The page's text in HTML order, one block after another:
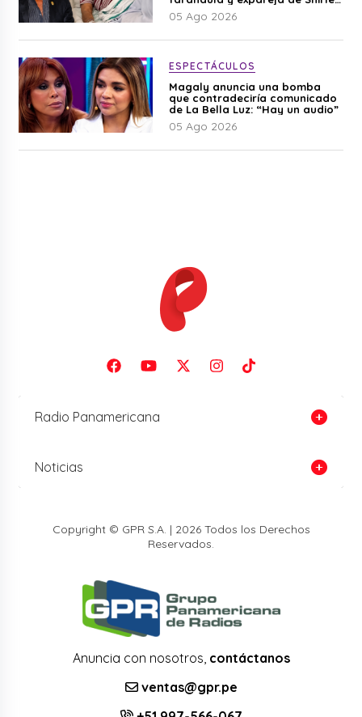
Cherres
05 Ago 2026
ESPECTÁCULOS
Magaly anuncia una bomba
que contradeciría comunicado
de La Bella Luz: “Hay un audio”
05 Ago 2026
Radio Panamericana
Noticias
Copyright © GPR S.A. | 2026 Todos los Derechos
Reservados.
Anuncia con nosotros, contáctanos
ventas@gpr.pe